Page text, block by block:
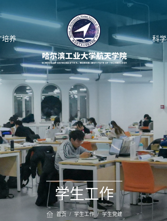
培养 科
学生工作
首页 / 学生工作 / 学生党建